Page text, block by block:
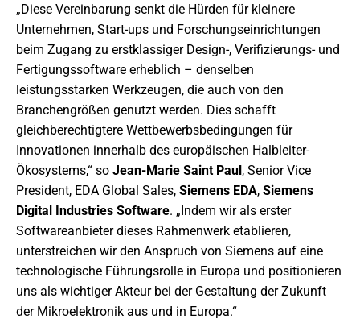
„Diese Vereinbarung senkt die Hürden für kleinere
Unternehmen, Start-ups und Forschungseinrichtungen
beim Zugang zu erstklassiger Design-, Verifizierungs- und
Fertigungssoftware erheblich – denselben
leistungsstarken Werkzeugen, die auch von den
Branchengrößen genutzt werden. Dies schafft
gleichberechtigtere Wettbewerbsbedingungen für
Innovationen innerhalb des europäischen Halbleiter-
Ökosystems,“ so Jean-Marie Saint Paul , Senior Vice
President, EDA Global Sales, Siemens EDA, Siemens
Digital Industries Software. „Indem wir als erster
Softwareanbieter dieses Rahmenwerk etablieren,
unterstreichen wir den Anspruch von Siemens auf eine
technologische Führungsrolle in Europa und positionieren
uns als wichtiger Akteur bei der Gestaltung der Zukunft
der Mikroelektronik aus und in Europa.“